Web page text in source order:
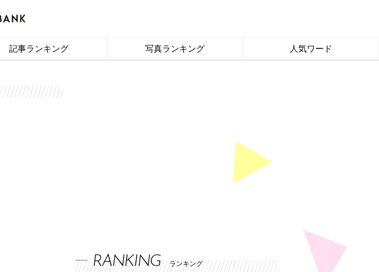
記事ランキング 写真ランキング 人気ワード
RANKING ランキング